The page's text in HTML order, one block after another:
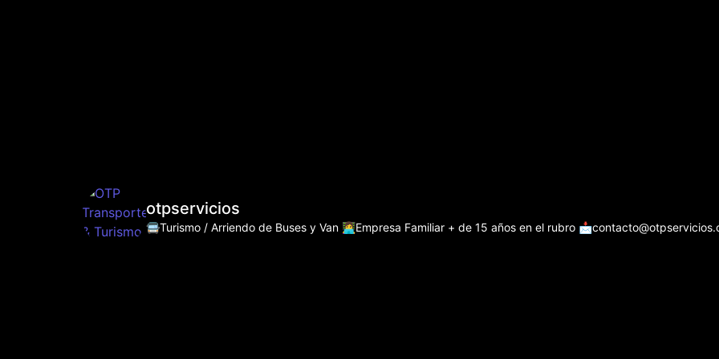
otpservicios
🚍Turismo / Arriendo de Buses y Van 👩‍💻Empresa Familiar + de 15 años en el rubro